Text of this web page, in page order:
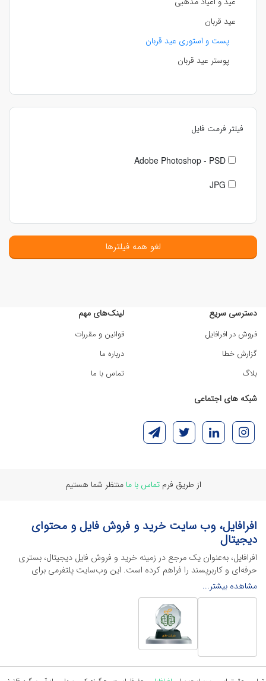
عید قربان
پست و استوری عید قربان
پوستر عید قربان
فیلتر فرمت فایل
Adobe Photoshop - PSD
JPG
لغو همه فیلترها
دسترسی سریع
فروش در افرافایل
گزارش خطا
بلاگ
لینک‌های مهم
قوانین و مقررات
درباره ما
تماس با ما
شبکه های اجتماعی
از طریق فرمتماس با ما منتظر شما هستیم
افرافایل، وب سایت خرید و فروش فایل و محتوای
دیجیتال
افرافایل، به‌عنوان یک مرجع در زمینه خرید و فروش فایل دیجیتال، بستری
حرفه‌ای و کاربرپسند را فراهم کرده است. این وب‌سایت‌ پلتفرمی برای
طراحان، دانشجویان و فریلنسرها ایجاد می‌کند تا به راحتی محصولات
دیجیتال خود را به فروش رسانده یا از محتواهایی باکیفیت برای پیشبرد
اهدافشان استفاده کنند.
این سایت با ارائه تنوع گسترده‌ای از محصولات دیجیتال از انواع فایل های
لایه باز نرم افراهای ادیت ویدئو گرفته تا فایل لایه باز فتوشاپ، ایلاستریتور و
اکسل گرفته تا قالب‌های ارائه پاورپوینت به کاربران کمک می‌کند تا زمان و
هزینه‌های خود را کاهش داده و به سرعت پروژه‌های خود را تکمیل کنند. در
مشاهده بیشتر...